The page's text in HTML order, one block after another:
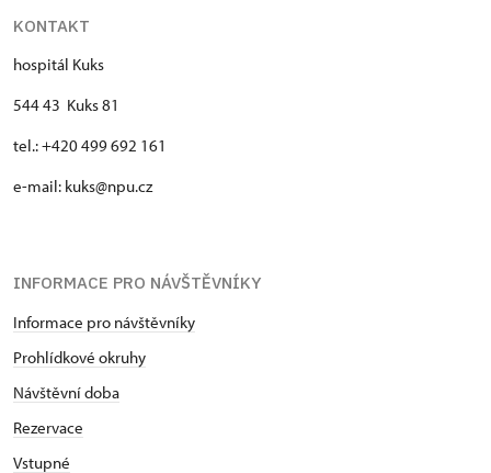
KONTAKT
hospitál Kuks
544 43 Kuks 81
tel.: +420 499 692 161
e-mail: kuks@npu.cz
INFORMACE PRO NÁVŠTĚVNÍKY
Informace pro návštěvníky
Prohlídkové okruhy
Návštěvní doba
Rezervace
Vstupné